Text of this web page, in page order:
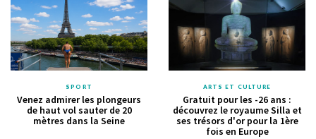
SPORT
Venez admirer les plongeurs
de haut vol sauter de 20
mètres dans la Seine
ARTS ET CULTURE
Gratuit pour les -26 ans :
découvrez le royaume Silla et
ses trésors d'or pour la 1ère
fois en Europe